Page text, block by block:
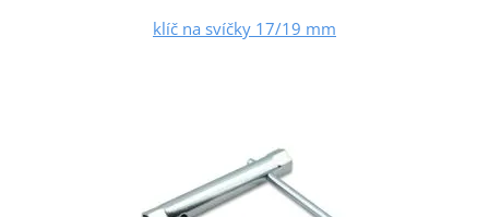
klíč na svíčky 17/19 mm